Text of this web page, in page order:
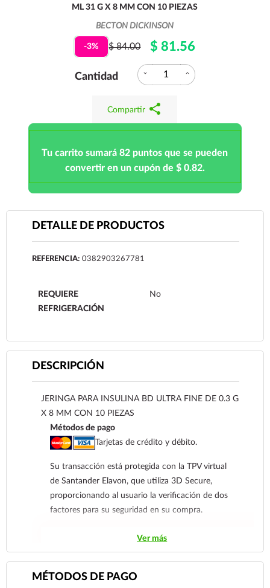
ML 31 G X 8 MM CON 10 PIEZAS
BECTON DICKINSON
-3% $ 84.00 $ 81.56
Cantidad expand_more expand_less
Compartir share
Tu carrito sumará 82 puntos que se pueden
convertir en un cupón de $ 0.82.
DETALLE DE PRODUCTOS
REFERENCIA: 0382903267781
REQUIERE
REFRIGERACIÓN
No
DESCRIPCIÓN
JERINGA PARA INSULINA BD ULTRA FINE DE 0.3 G
X 8 MM CON 10 PIEZAS
Métodos de pago
Tarjetas de crédito y débito.
Su transacción está protegida con la TPV virtual
de Santander Elavon, que utiliza 3D Secure,
proporcionando al usuario la verificación de dos
factores para su seguridad en su compra.
Contra Entrega para clientes de
Transferencia Bancaria a nombre de Farmacia
Ver más
MÉTODOS DE PAGO